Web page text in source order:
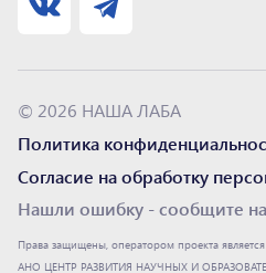
© 2026 НАША ЛАБА
Политика
Согласие на обработку
Нашли ошибку - сообщите
Права защищены, оператором проекта является
АНО ЦЕНТР РАЗВИТИЯ НАУЧНЫХ И